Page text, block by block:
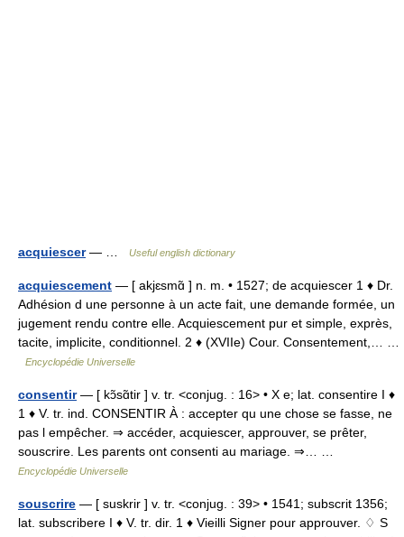
acquiescer— … Useful english dictionary
acquiescement — [ akjɛsmɑ̃ ] n. m. • 1527; de acquiescer 1 ♦ Dr.
Adhésion d une personne à un acte fait, une demande formée, un
jugement rendu contre elle. Acquiescement pur et simple, exprès,
tacite, implicite, conditionnel. 2 ♦ (XVIIe) Cour. Consentement,… …
Encyclopédie Universelle
consentir— [ kɔ̃sɑ̃tir ] v. tr. <conjug. : 16> • X e; lat. consentire I ♦
1 ♦ V. tr. ind. CONSENTIR À : accepter qu une chose se fasse, ne
pas l empêcher. ⇒ accéder, acquiescer, approuver, se prêter,
souscrire. Les parents ont consenti au mariage. ⇒… …
Encyclopédie Universelle
souscrire — [ suskrir ] v. tr. <conjug. : 39> • 1541; subscrit 1356;
lat. subscribere I ♦ V. tr. dir. 1 ♦ Vieilli Signer pour approuver. ♢ S